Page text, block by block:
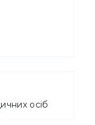
осіб